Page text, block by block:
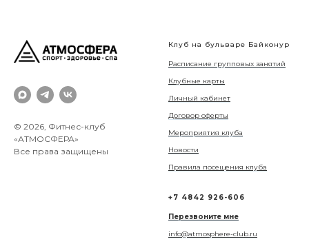
© 2026, Фитнес-клуб
«АТМОСФЕРА»
Все права защищены
Клуб на бульваре Байконур
Расписание групповых занятий
Клубные карты
Личный кабинет
Договор оферты
Мероприятия клуба
Новости
Правила посещения клуба
+7 4842 926-606
Перезвоните мне
info@atmosphere-club.ru